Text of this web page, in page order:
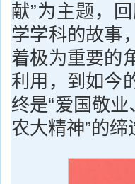
献”为主题，
学学科的故事
着极为重要的
利用，到如今
终是“爱国敬
农大精神”的缔